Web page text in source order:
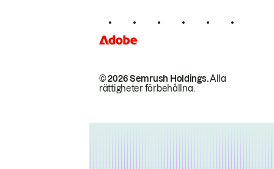
© 2026 Semrush Holdings.Alla
rättigheter förbehållna.